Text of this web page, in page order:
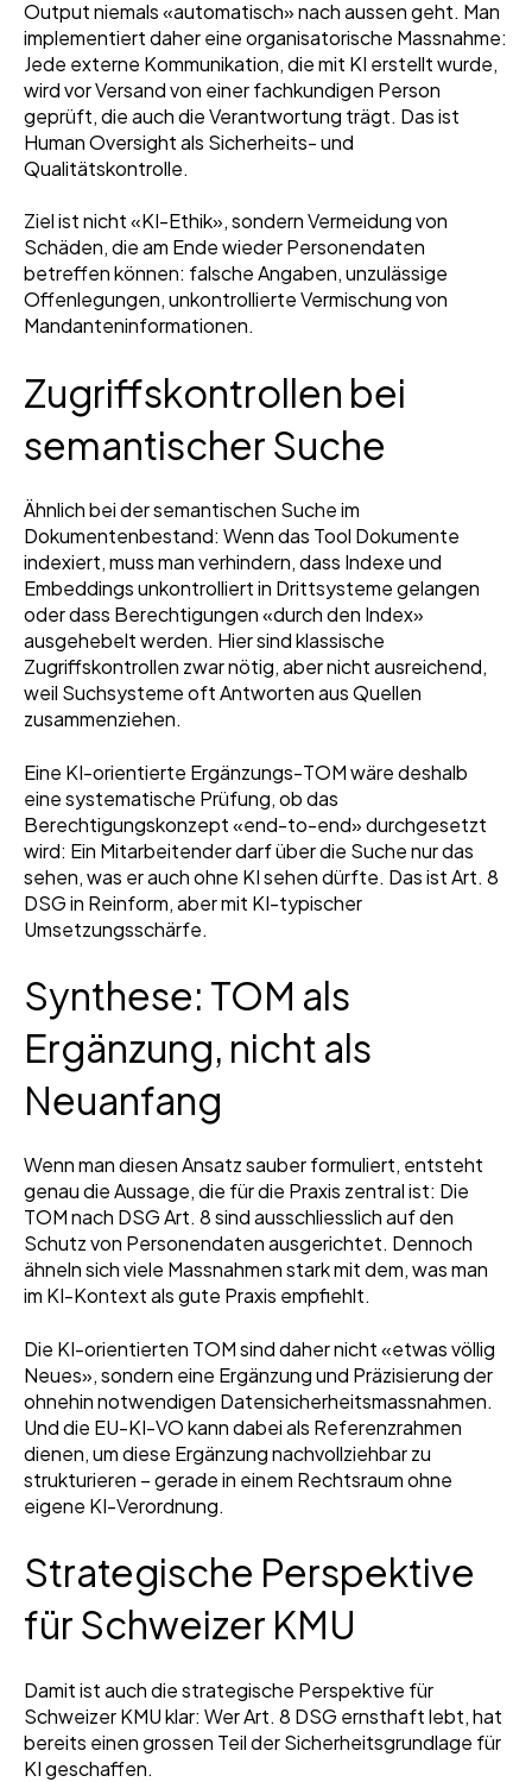
Output niemals «automatisch» nach aussen geht. Man
implementiert daher eine organisatorische Massnahme:
Jede externe Kommunikation, die mit KI erstellt wurde,
wird vor Versand von einer fachkundigen Person
geprüft, die auch die Verantwortung trägt. Das ist
Human Oversight als Sicherheits- und
Qualitätskontrolle.
Ziel ist nicht «KI-Ethik», sondern Vermeidung von
Schäden, die am Ende wieder Personendaten
betreffen können: falsche Angaben, unzulässige
Offenlegungen, unkontrollierte Vermischung von
Mandanteninformationen.
Zugriffskontrollen bei
semantischer Suche
Ähnlich bei der semantischen Suche im
Dokumentenbestand: Wenn das Tool Dokumente
indexiert, muss man verhindern, dass Indexe und
Embeddings unkontrolliert in Drittsysteme gelangen
oder dass Berechtigungen «durch den Index»
ausgehebelt werden. Hier sind klassische
Zugriffskontrollen zwar nötig, aber nicht ausreichend,
weil Suchsysteme oft Antworten aus Quellen
zusammenziehen.
Eine KI-orientierte Ergänzungs-TOM wäre deshalb
eine systematische Prüfung, ob das
Berechtigungskonzept «end-to-end» durchgesetzt
wird: Ein Mitarbeitender darf über die Suche nur das
sehen, was er auch ohne KI sehen dürfte. Das ist Art. 8
DSG in Reinform, aber mit KI-typischer
Umsetzungsschärfe.
Synthese: TOM als
Ergänzung, nicht als
Neuanfang
Wenn man diesen Ansatz sauber formuliert, entsteht
genau die Aussage, die für die Praxis zentral ist: Die
TOM nach DSG Art. 8 sind ausschliesslich auf den
Schutz von Personendaten ausgerichtet. Dennoch
ähneln sich viele Massnahmen stark mit dem, was man
im KI-Kontext als gute Praxis empfiehlt.
Die KI-orientierten TOM sind daher nicht «etwas völlig
Neues», sondern eine Ergänzung und Präzisierung der
ohnehin notwendigen Datensicherheitsmassnahmen.
Und die EU-KI-VO kann dabei als Referenzrahmen
dienen, um diese Ergänzung nachvollziehbar zu
strukturieren – gerade in einem Rechtsraum ohne
eigene KI-Verordnung.
Strategische Perspektive
für Schweizer KMU
Damit ist auch die strategische Perspektive für
Schweizer KMU klar: Wer Art. 8 DSG ernsthaft lebt, hat
bereits einen grossen Teil der Sicherheitsgrundlage für
KI geschaffen.